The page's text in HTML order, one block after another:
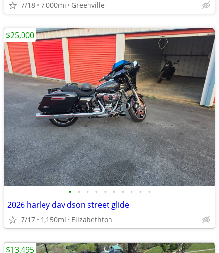
7/18 7,000mi Greenville
• • • • • • • • • •
2026 harley davidson street glide
7/17 1,150mi Elizabethton
$25,000
$13,495